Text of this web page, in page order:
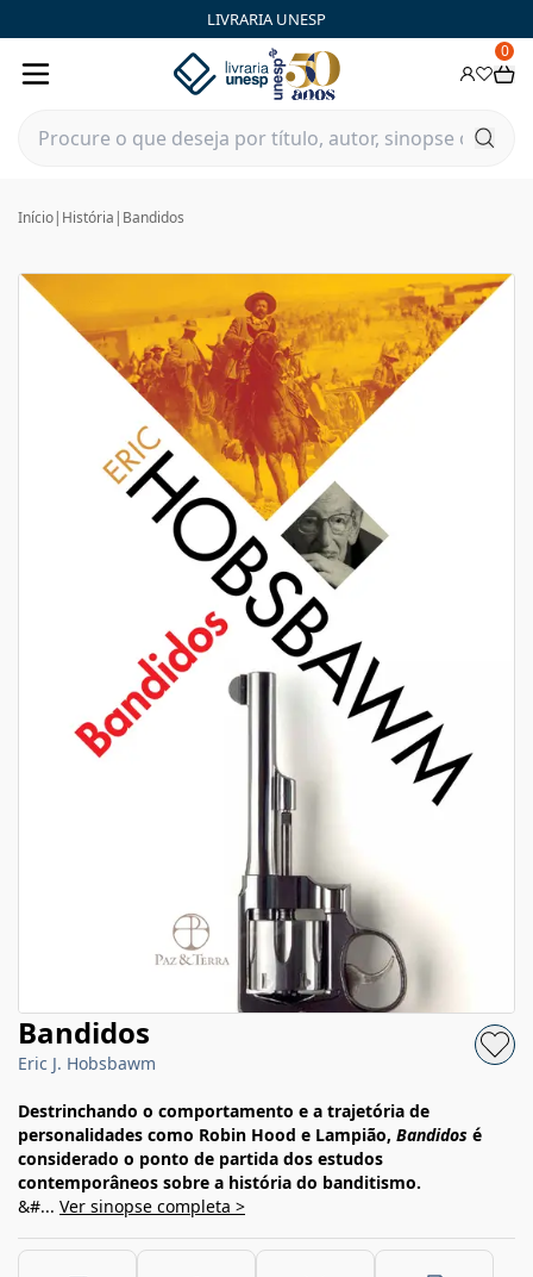
LIVRARIA UNESP
0
Início| História | Bandidos
Bandidos
Eric J. Hobsbawm
Destrinchando o comportamento e a trajetória de
personalidades como Robin Hood e Lampião, Bandidos é
considerado o ponto de partida dos estudos
contemporâneos sobre a história do banditismo.
&#... Ver sinopse completa >